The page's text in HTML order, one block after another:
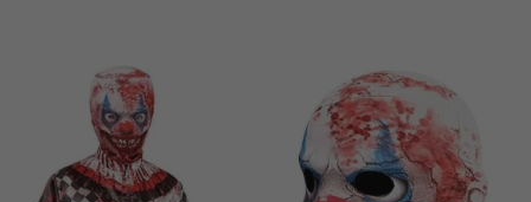
Vá em frente! Estávamos esperando por você.
CRIAR CONTA